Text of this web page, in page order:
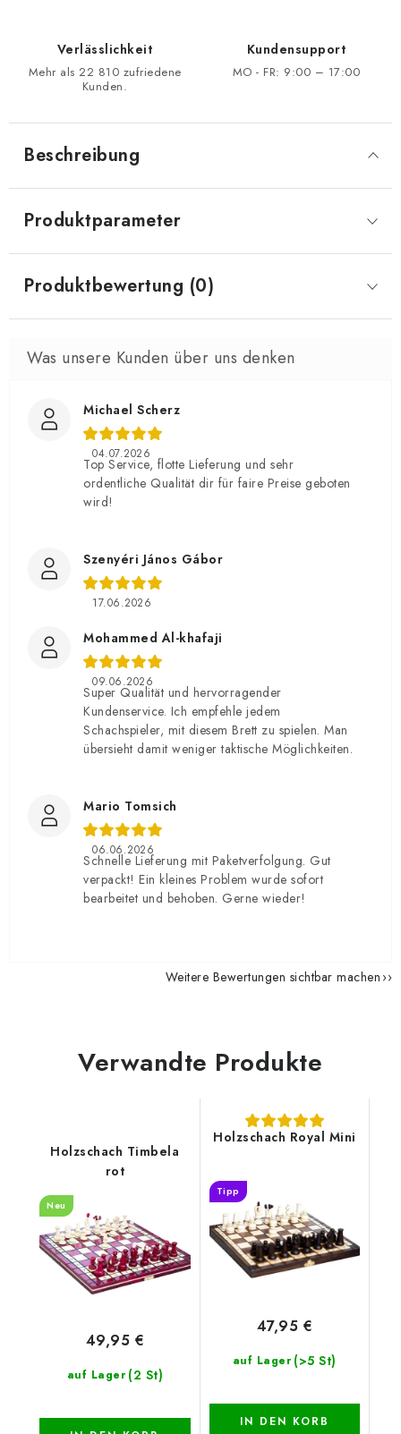
Verlässlichkeit
Mehr als 22 810 zufriedene
Kunden.
Kundensupport
MO - FR: 9:00 – 17:00
Beschreibung
Produktparameter
Produktbewertung (0)
Michael Scherz
04.07.2026
Top Service, flotte Lieferung und sehr
ordentliche Qualität dir für faire Preise geboten
wird!
Szenyéri János Gábor
17.06.2026
Mohammed Al-khafaji
09.06.2026
Super Qualität und hervorragender
Kundenservice. Ich empfehle jedem
Schachspieler, mit diesem Brett zu spielen. Man
übersieht damit weniger taktische Möglichkeiten.
Mario Tomsich
06.06.2026
Schnelle Lieferung mit Paketverfolgung. Gut
verpackt! Ein kleines Problem wurde sofort
bearbeitet und behoben. Gerne wieder!
Weitere Bewertungen sichtbar machen
Verwandte Produkte
Holzschach Timbela
rot
Neu
auf Lager (2 St)
49,95 €
Holzschach Royal Mini
Tipp
auf Lager (>5 St)
47,95 €
IN DEN KORB